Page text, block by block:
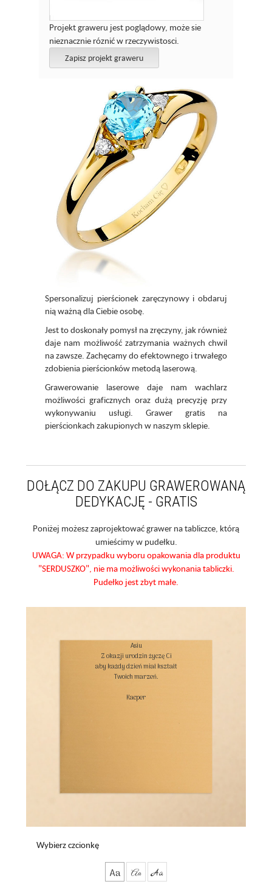
Projekt graweru jest poglądowy, może sie
nieznacznie róznić w rzeczywistosci.
Zapisz projekt graweru
Spersonalizuj pierścionek zaręczynowy i obdaruj
nią ważną dla Ciebie osobę.
Jest to doskonały pomysł na zręczyny, jak również
daje nam możliwość zatrzymania ważnych chwil
na zawsze. Zachęcamy do efektownego i trwałego
zdobienia pierścionków metodą laserową.
Grawerowanie laserowe daje nam wachlarz
możliwości graficznych oraz dużą precyzję przy
wykonywaniu usługi. Grawer gratis na
pierścionkach zakupionych w naszym sklepie.
DOŁĄCZ DO ZAKUPU GRAWEROWANĄ
DEDYKACJĘ - GRATIS
Poniżej możesz zaprojektować grawer na tabliczce, którą
umieścimy w pudełku.
UWAGA: W przypadku wyboru opakowania dla produktu
"SERDUSZKO", nie ma możliwości wykonania tabliczki.
Pudełko jest zbyt małe.
Asiu
Z okazji urodzin życzę Ci
aby każdy dzień miał kształt
Twoich marzeń.
Kacper
Wybierz czcionkę
Aa Aa Aa